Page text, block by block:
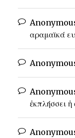
αραμαϊκά
ἐκπλήσσει ἡ